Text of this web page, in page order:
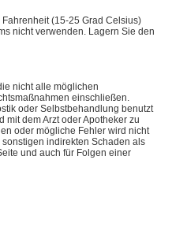
(15-25 Grad Celsius)
nicht verwenden. Lagern Sie den
nicht alle möglichen
einschließen.
oder Selbstbehandlung benutzt
mit dem Arzt oder Apotheker zu
oder mögliche Fehler wird nicht
indirekten Schaden als
und auch für Folgen einer